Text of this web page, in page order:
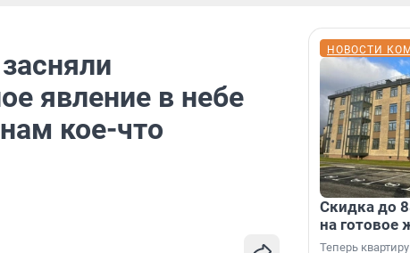
явление в небе
кое-что
НОВОСТИ
Скидка до
на готовое
Теперь